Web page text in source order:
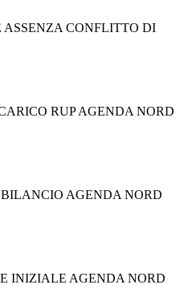
ASSENZA CONFLITTO DI
RUP AGENDA NORD
BILANCIO AGENDA NORD
INIZIALE AGENDA NORD